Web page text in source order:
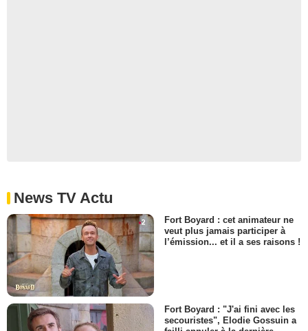
News TV Actu
Fort Boyard : cet animateur ne
veut plus jamais participer à
l’émission... et il a ses raisons !
Fort Boyard : "J'ai fini avec les
secouristes", Elodie Gossuin a